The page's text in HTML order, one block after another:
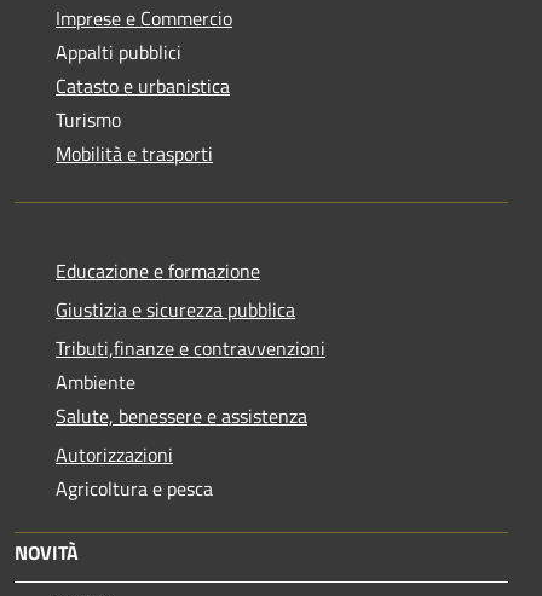
Imprese e Commercio
Appalti pubblici
Catasto e urbanistica
Turismo
Mobilità e trasporti
Educazione e formazione
Giustizia e sicurezza pubblica
Tributi,finanze e contravvenzioni
Ambiente
Salute, benessere e assistenza
Autorizzazioni
Agricoltura e pesca
NOVITÀ